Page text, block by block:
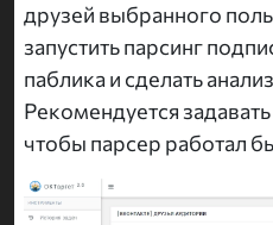
друзей выбранного
запустить парсинг
паблика и сделать
Рекомендуется
чтобы парсер работал